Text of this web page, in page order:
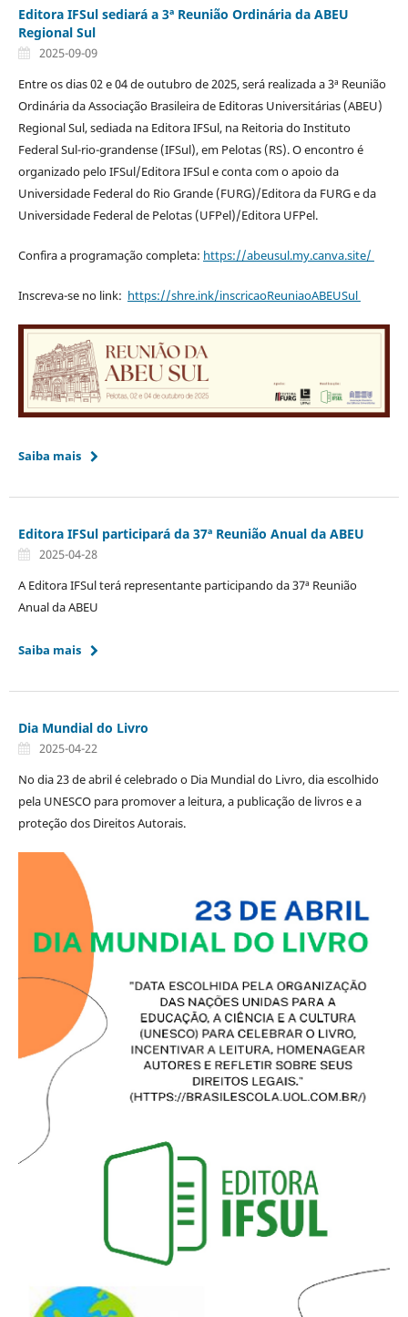
Editora IFSul sediará a 3ª Reunião Ordinária da ABEU
Regional Sul
2025-09-09
Entre os dias 02 e 04 de outubro de 2025, será realizada a 3ª Reunião
Ordinária da Associação Brasileira de Editoras Universitárias (ABEU)
Regional Sul, sediada na Editora IFSul, na Reitoria do Instituto
Federal Sul-rio-grandense (IFSul), em Pelotas (RS). O encontro é
organizado pelo IFSul/Editora IFSul e conta com o apoio da
Universidade Federal do Rio Grande (FURG)/Editora da FURG e da
Universidade Federal de Pelotas (UFPel)/Editora UFPel.
Confira a programação completa: https://abeusul.my.canva.site/
Inscreva-se no link: https://shre.ink/inscricaoReuniaoABEUSul
Saiba mais
Editora IFSul participará da 37ª Reunião Anual da ABEU
2025-04-28
A Editora IFSul terá representante participando da 37ª Reunião
Anual da ABEU
Saiba mais
Dia Mundial do Livro
2025-04-22
No dia 23 de abril é celebrado o Dia Mundial do Livro, dia escolhido
pela UNESCO para promover a leitura, a publicação de livros e a
proteção dos Direitos Autorais.